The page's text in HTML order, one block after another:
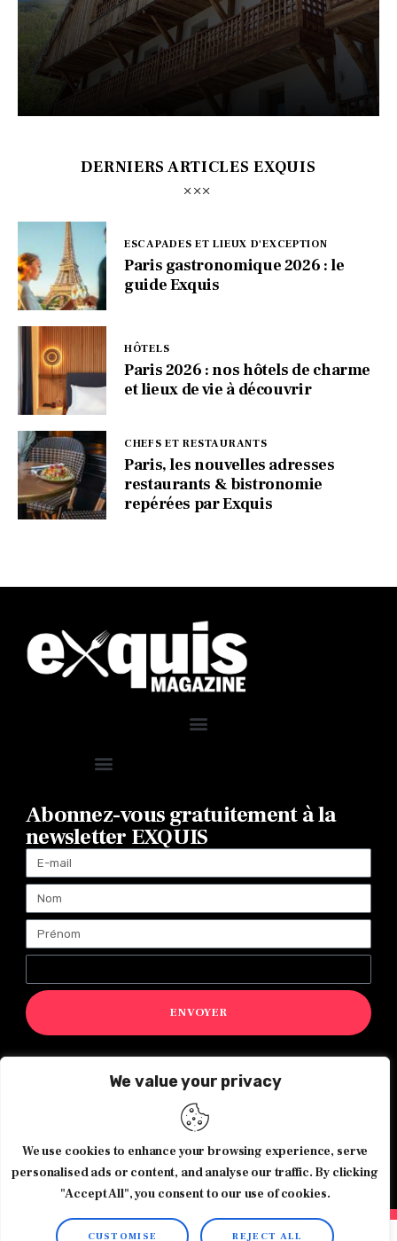
We value your privacy
We use cookies to enhance your browsing experience, serve
personalised ads or content, and analyse our traffic. By clicking
"Accept All", you consent to our use of cookies.
CUSTOMISE REJECT ALL
DERNIERS ARTICLES EXQUIS
ESCAPADES ET LIEUX D'EXCEPTION
Paris gastronomique 2026 : le
guide Exquis
HÔTELS
Paris 2026 : nos hôtels de charme
et lieux de vie à découvrir
CHEFS ET RESTAURANTS
Paris, les nouvelles adresses
restaurants & bistronomie
repérées par Exquis
Abonnez-vous gratuitement à la
newsletter EXQUIS
ENVOYER
Magazine Exquis© 2026 Tous droits réservés -Made with ♥️
byAgence de communication JOUR J